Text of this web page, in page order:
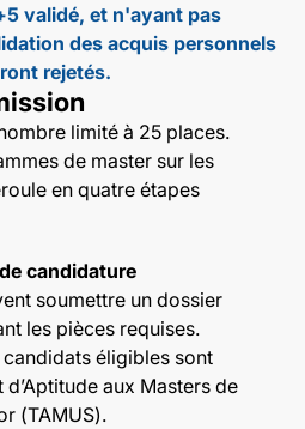
validé, et n'ayant pas
des acquis personnels
rejetés.
limité à 25 places.
de master sur les
en quatre étapes
candidature
soumettre un dossier
les pièces requises.
éligibles sont
aux Masters de
(TAMUS).